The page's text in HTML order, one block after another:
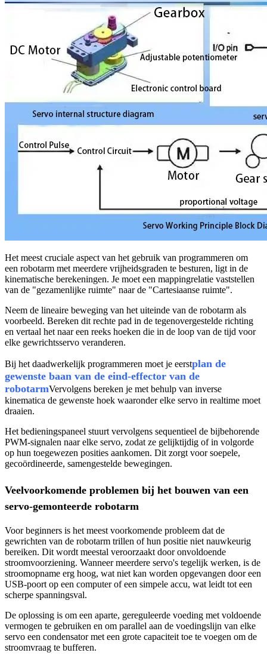
Het meest cruciale aspect van het gebruik van programmeren om
een ​​robotarm met meerdere vrijheidsgraden te besturen, ligt in de
kinematische berekeningen. Je moet een mappingrelatie vaststellen
van de "gezamenlijke ruimte" naar de "Cartesiaanse ruimte".
Neem de lineaire beweging van het uiteinde van de robotarm als
voorbeeld. Bereken dit rechte pad in de tegenovergestelde richting
en vertaal het naar een reeks hoeken die in de loop van de tijd voor
elke gewrichtsservo veranderen.
Bij het daadwerkelijk programmeren moet je eerstplan de
gewenste baan van de eind-effector van de
robotarmVervolgens bereken je met behulp van inverse
kinematica de gewenste hoek waaronder elke servo in realtime moet
draaien.
Het bedieningspaneel stuurt vervolgens sequentieel de bijbehorende
PWM-signalen naar elke servo, zodat ze gelijktijdig of in volgorde
op hun toegewezen posities aankomen. Dit zorgt voor soepele,
gecoördineerde, samengestelde bewegingen.
Veelvoorkomende problemen bij het bouwen van een
servo-gemonteerde robotarm
Voor beginners is het meest voorkomende probleem dat de
gewrichten van de robotarm trillen of hun positie niet nauwkeurig
bereiken. Dit wordt meestal veroorzaakt door onvoldoende
stroomvoorziening. Wanneer meerdere servo's tegelijk werken, is de
stroomopname erg hoog, wat niet kan worden opgevangen door een
USB-poort op een computer of een simpele accu, wat leidt tot een
scherpe spanningsval.
De oplossing is om een ​​aparte, gereguleerde voeding met voldoende
vermogen te gebruiken en om parallel aan de voedingslijn van elke
servo een condensator met een grote capaciteit toe te voegen om de
stroomvraag te bufferen.